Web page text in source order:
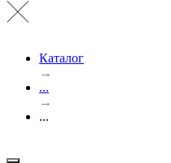
Каталог
→
...
→
...